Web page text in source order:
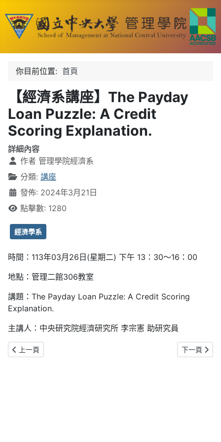
你目前位置: 首頁
【經濟系講座】The Payday
Loan Puzzle: A Credit
Scoring Explanation.
詳細內容
作者 管理學院經濟系
分類: 講座
發佈: 2024年3月21日
點擊數: 1280
經濟學系
時間：113年03月26日(星期二) 下午 13：30～16：00
地點：管理二館306教室
講題：The Payday Loan Puzzle: A Credit Scoring
Explanation.
主講人：中央研究院經濟研究所 李宗憲 助研究員
上一篇文章: 【人資所講座】由日本百年企業DNA探索台灣企業的永
上一頁 下一篇文章:
下一頁